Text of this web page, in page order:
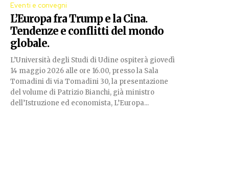
Eventi e convegni
L’Europa fra Trump e la Cina.
Tendenze e conflitti del mondo
globale.
L’Università degli Studi di Udine ospiterà giovedì
14 maggio 2026 alle ore 16.00, presso la Sala
Tomadini di via Tomadini 30, la presentazione
del volume di Patrizio Bianchi, già ministro
dell’Istruzione ed economista, L’Europa...